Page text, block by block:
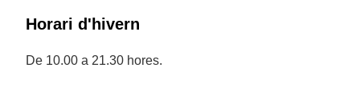
Horari d'hivern
De 10.00 a 21.30 hores.